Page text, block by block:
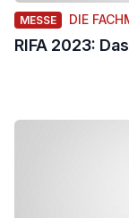
MESSE DIE
RIFA 2023: